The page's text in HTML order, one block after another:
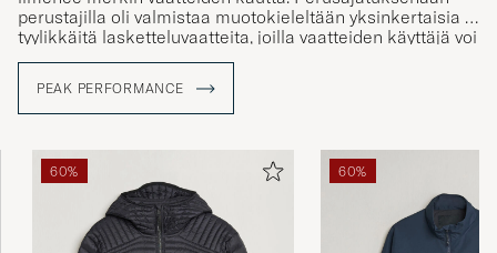
perustajilla oli valmistaa muotokieleltään yksinkertaisia ja
tyylikkäitä lasketteluvaatteita, joilla vaatteiden käyttäjä voi
korostaa persoonallisuuttaan. Vaikka merkki aloittikin
Performance tänä päivänä kansainvälinen lifestyle-brändi,
mikä tarjoaa laajan valikoiman toiminnallisia mutta
PEAK PERFORMANCE
60% 60%